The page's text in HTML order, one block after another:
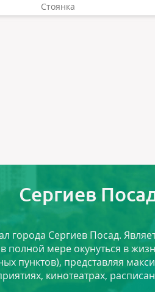
Стоянка
Сергиев
города Сергиев Посад.
полной мере окунуться в
пунктов), представляя
кинотеатрах,